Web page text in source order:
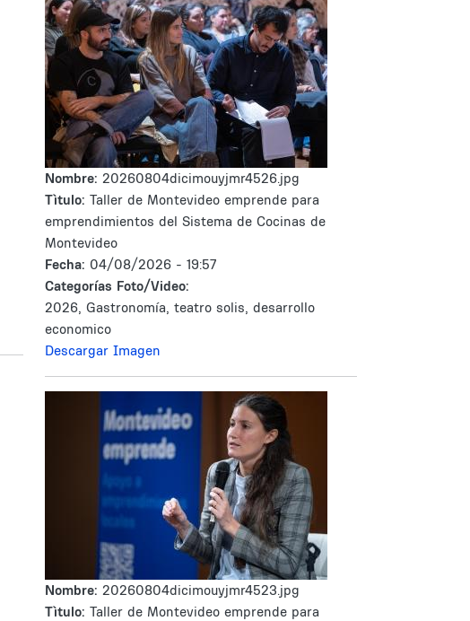
Nombre: 20260804dicimouyjmr4526.jpg
Tìtulo: Taller de Montevideo emprende para
emprendimientos del Sistema de Cocinas de
Montevideo
Fecha: 04/08/2026 - 19:57
Categorías Foto/Video:
2026, Gastronomía, teatro solis, desarrollo
economico
Descargar Imagen
Nombre: 20260804dicimouyjmr4523.jpg
Tìtulo: Taller de Montevideo emprende para